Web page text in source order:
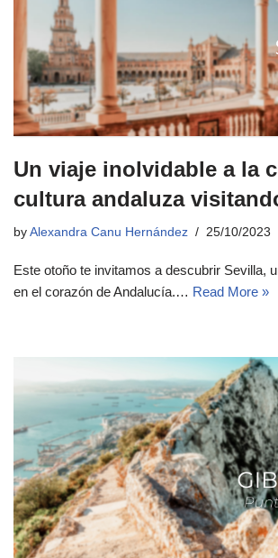
Un viaje inolvidable a la
cultura andaluza
by Alexandra Canu Hernández 25/10/2023
Este otoño te invitamos a descubrir Sevilla,
en el corazón de Andalucía.… Read More »